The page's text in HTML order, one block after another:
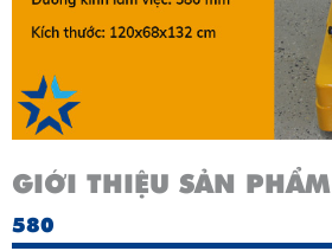
GIỚI THIỆU SẢN PHẨM
580